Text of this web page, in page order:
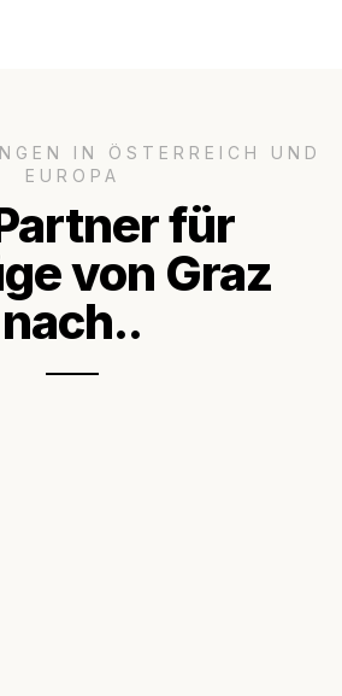
IN ÖSTERREICH UND
EUROPA
für
von Graz
nach..